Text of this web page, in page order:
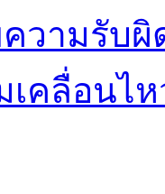
วามรับ
เคลื่อนไ